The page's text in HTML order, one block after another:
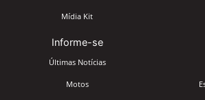
Mídia Kit
Informe-se
Últimas Notícias
Motos